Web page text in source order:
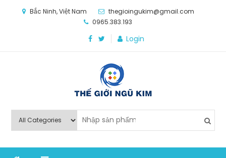
Bắc Ninh, Việt Nam
thegioingukim@gmail.com
0965.383.193
Login
Thế Giới Ngũ Kim
nghiệp sản xuất